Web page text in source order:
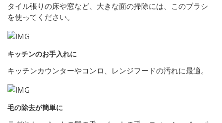
タイル張りの床や窓など、大きな面の掃除には、このブラシ
を使ってください。
キッチンのお手入れに
キッチンカウンターやコンロ、レンジフードの汚れに最適。
毛の除去が簡単に